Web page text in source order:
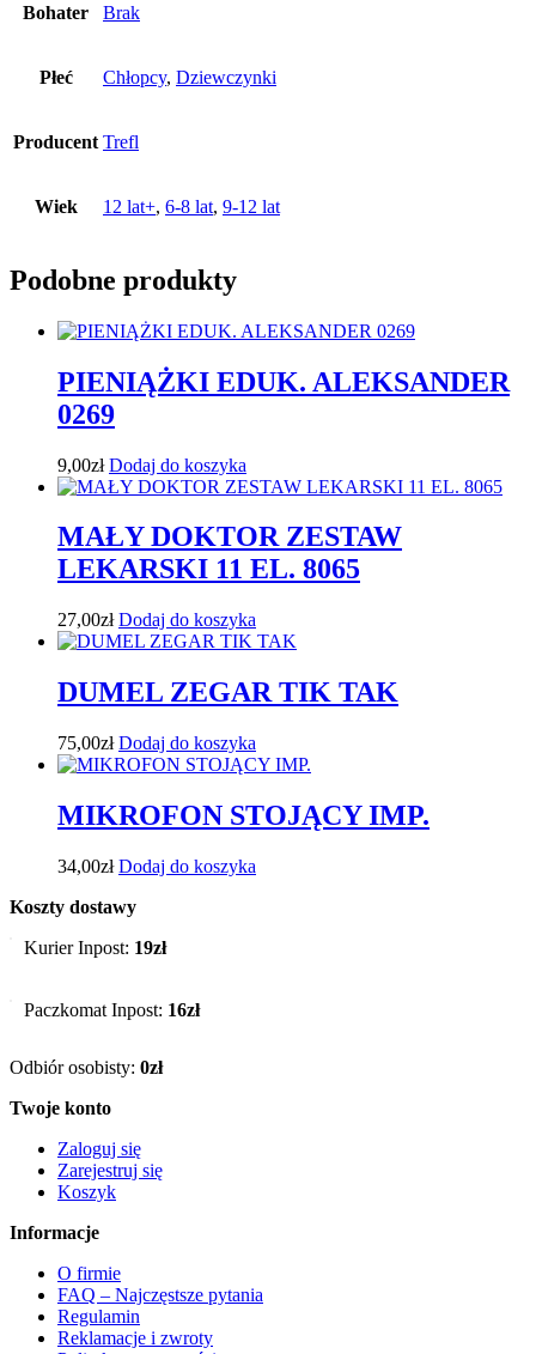
Bohater Brak
Płeć Chłopcy, Dziewczynki
Producent Trefl
Wiek 12 lat+, 6-8 lat, 9-12 lat
Podobne produkty
PIENIĄŻKI EDUK. ALEKSANDER
0269
9,00zł Dodaj do koszyka
MAŁY DOKTOR ZESTAW
LEKARSKI 11 EL. 8065
27,00zł Dodaj do koszyka
DUMEL ZEGAR TIK TAK
75,00zł Dodaj do koszyka
MIKROFON STOJĄCY IMP.
34,00zł Dodaj do koszyka
Koszty dostawy
Kurier Inpost: 19zł
Paczkomat Inpost: 16zł
Odbiór osobisty: 0zł
Twoje konto
Zaloguj się
Zarejestruj się
Koszyk
Informacje
O firmie
FAQ – Najczęstsze pytania
Regulamin
Reklamacje i zwroty